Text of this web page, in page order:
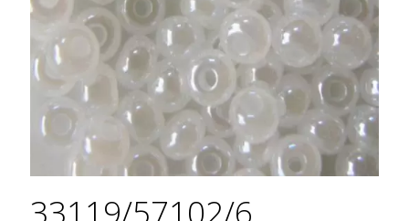
33119/57102/6